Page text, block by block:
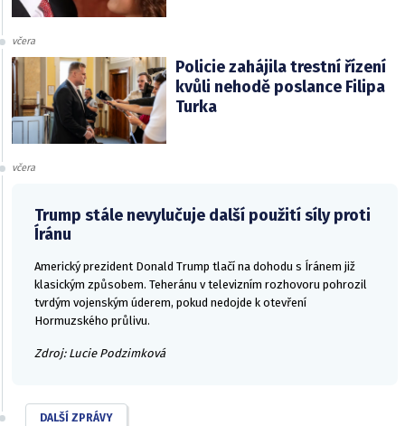
včera
Policie zahájila trestní řízení
kvůli nehodě poslance Filipa
Turka
včera
Trump stále nevylučuje další použití síly proti
Íránu
Americký prezident Donald Trump tlačí na dohodu s Íránem již
klasickým způsobem. Teheránu v televizním rozhovoru pohrozil
tvrdým vojenským úderem, pokud nedojde k otevření
Hormuzského průlivu.
Zdroj: Lucie Podzimková
DALŠÍ ZPRÁVY